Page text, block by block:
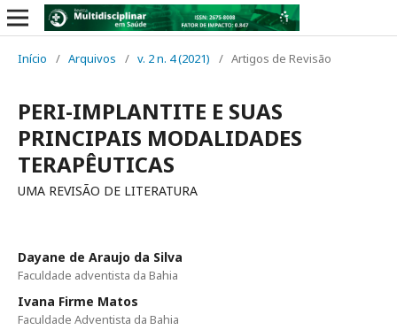
Início / Arquivos / v. 2 n. 4 (2021) / Artigos de Revisão
PERI-IMPLANTITE E SUAS
PRINCIPAIS MODALIDADES
TERAPÊUTICAS
UMA REVISÃO DE LITERATURA
Dayane de Araujo da Silva
Faculdade adventista da Bahia
Ivana Firme Matos
Faculdade Adventista da Bahia